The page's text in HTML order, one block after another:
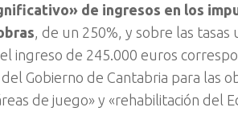
de ingresos en los
, de un 250%, y sobre las
ingreso de 245.000 euros
Gobierno de Cantabria para las
de juego» y «rehabilitación del